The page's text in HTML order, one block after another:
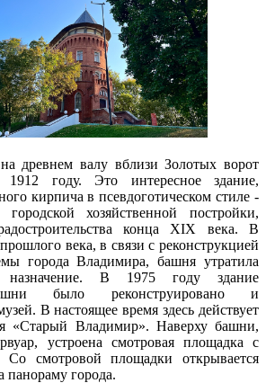
древнем валу вблизи Золотых ворот
году. Это интересное здание,
кирпича в псевдоготическом стиле -
хозяйственной постройки,
конца XIX века. В
века, в связи с реконструкцией
города Владимира, башня утратила
назначение. В 1975 году здание
было реконструировано и
В настоящее время здесь действует
«Старый Владимир». Наверху башни,
устроена смотровая площадка с
смотровой площадки открывается
панораму города.